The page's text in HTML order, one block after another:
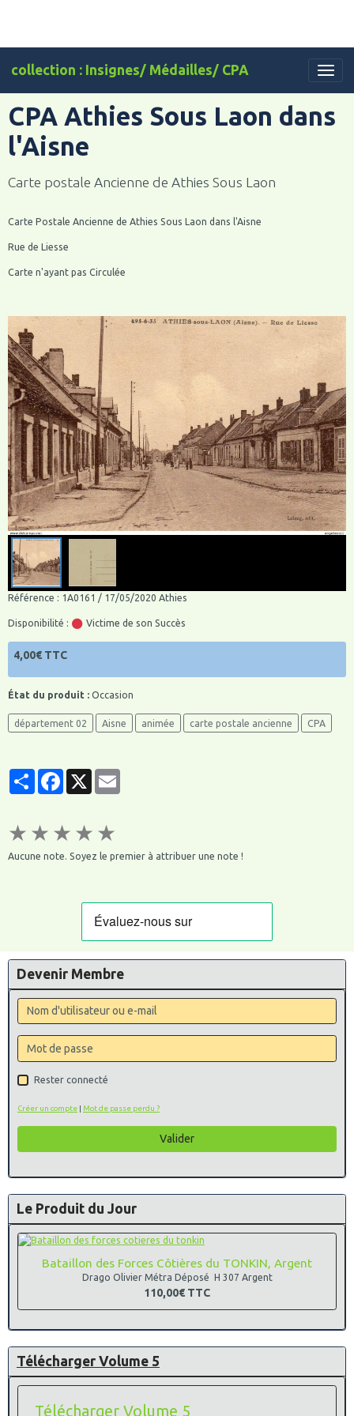
collection : Insignes/ Médailles/ CPA
CPA Athies Sous Laon dans
l'Aisne
Carte postale Ancienne de Athies Sous Laon
Carte Postale Ancienne de Athies Sous Laon dans l'Aisne
Rue de Liesse
Carte n'ayant pas Circulée
Référence : 1A0161 / 17/05/2020 Athies
Disponibilité : Victime de son Succès
4,00€ TTC
État du produit : Occasion
département 02 Aisne animée carte postale ancienne CPA
PartagerFacebook
X
★ ★ ★ ★ ★
Aucune note. Soyez le premier à attribuer une note !
Devenir Membre
Rester connecté
Créer un compte | Mot de passe perdu ?
Valider
Le Produit du Jour
Bataillon des Forces Côtières du TONKIN, Argent
Drago Olivier Métra Déposé H 307 Argent
110,00€ TTC
Télécharger Volume 5
Télécharger Volume 5